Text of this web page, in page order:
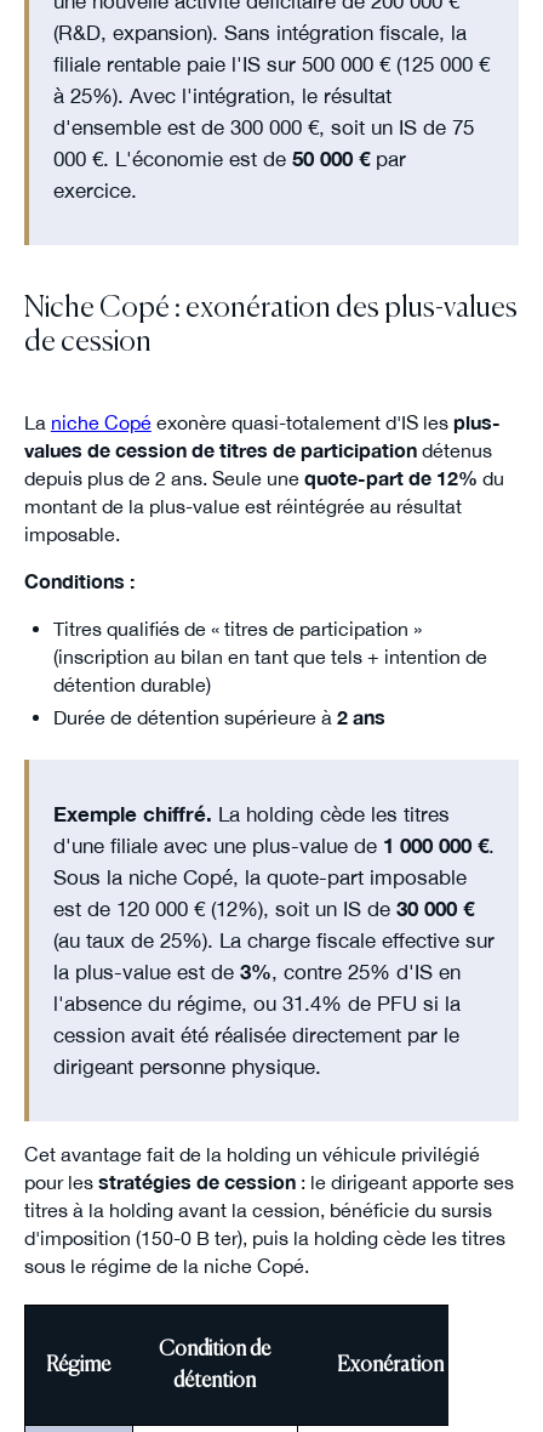
(R&D, expansion). Sans intégration fiscale, la
filiale rentable paie l'IS sur 500 000 € (125 000 €
à 25%). Avec l'intégration, le résultat
d'ensemble est de 300 000 €, soit un IS de 75
000 €. L'économie est de 50 000 €par
exercice.
Niche Copé : exonération des plus-values
de cession
La niche Copéexonère quasi-totalement d'IS les plus-
values de cession de titres de participationdétenus
depuis plus de 2 ans. Seule une quote-part de 12% du
montant de la plus-value est réintégrée au résultat
imposable.
Conditions :
Titres qualifiés de « titres de participation »
(inscription au bilan en tant que tels + intention de
détention durable)
Durée de détention supérieure à 2 ans
Exemple chiffré. La holding cède les titres
d'une filiale avec une plus-value de 1 000 000 €.
Sous la niche Copé, la quote-part imposable
est de 120 000 € (12%), soit un IS de 30 000 €
(au taux de 25%). La charge fiscale effective sur
la plus-value est de 3%, contre 25% d'IS en
l'absence du régime, ou 31.4% de PFU si la
cession avait été réalisée directement par le
dirigeant personne physique.
Cet avantage fait de la holding un véhicule privilégié
pour les stratégies de cession: le dirigeant apporte ses
titres à la holding avant la cession, bénéficie du sursis
d'imposition (150-0 B ter), puis la holding cède les titres
sous le régime de la niche Copé.
Régime
Condition de
détention
Exonération